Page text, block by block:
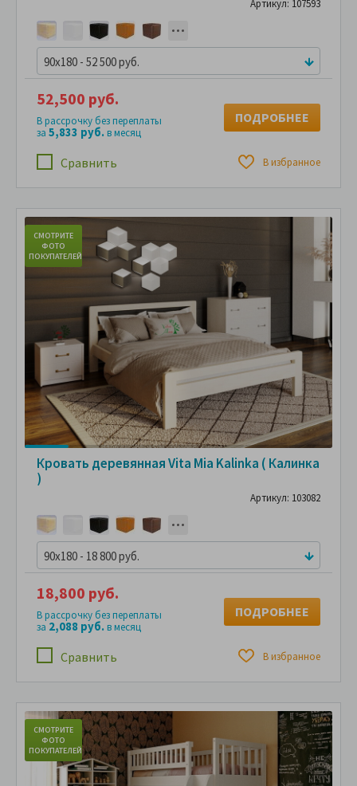
Артикул: 107593
90x180 - 52 500 руб.
Сравнить В избранное
52,500 руб.
В рассрочку без переплаты
за 5,833 руб.в месяц
ПОДРОБНЕЕ
СМОТРИТЕ
ФОТО
ПОКУПАТЕЛЕЙ
Кровать деревянная Vita Mia Kalinka ( Калинка
)
Артикул: 103082
90x180 - 18 800 руб.
Сравнить В избранное
18,800 руб.
В рассрочку без переплаты
за 2,088 руб.в месяц
ПОДРОБНЕЕ
СМОТРИТЕ
ФОТО
ПОКУПАТЕЛЕЙ